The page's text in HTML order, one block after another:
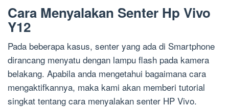
Cara Menyalakan Senter Hp Vivo
Y12
Pada beberapa kasus, senter yang ada di Smartphone
dirancang menyatu dengan lampu flash pada kamera
belakang. Apabila anda mengetahui bagaimana cara
mengaktifkannya, maka kami akan memberi tutorial
singkat tentang cara menyalakan senter HP Vivo.